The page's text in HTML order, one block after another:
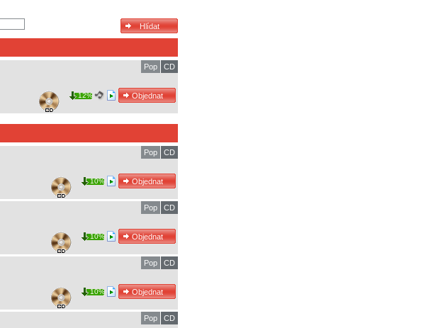
CD
Pop
12%
CD
Pop
10%
CD
Pop
10%
CD
Pop
10%
CD
Pop